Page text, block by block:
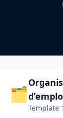
🗂️
Template